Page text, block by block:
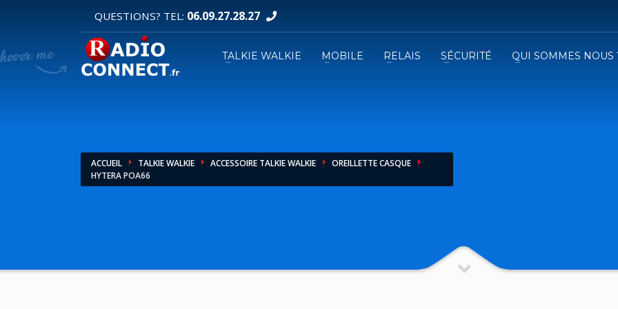
DEMANDE DE DEVIS
1 Sélectionnez vos produits.
QUESTIONS? TEL: 06.09.27.28.27
TALKIE WALKIE MOBILE RELAIS SÉCURITÉ QUI SOMMES NOUS
ACCUEIL TALKIE WALKIE ACCESSOIRE TALKIE WALKIE
OREILLETTE CASQUE
HYTERA POA66